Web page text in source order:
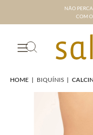
NÃO
COM
HOME | BIQUÍNIS |